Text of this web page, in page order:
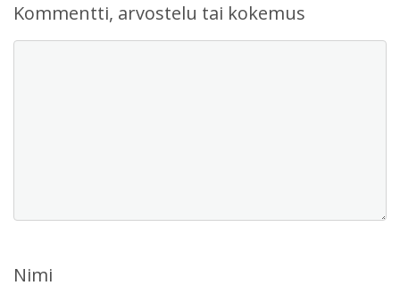
Kommentti, arvostelu tai kokemus
Nimi